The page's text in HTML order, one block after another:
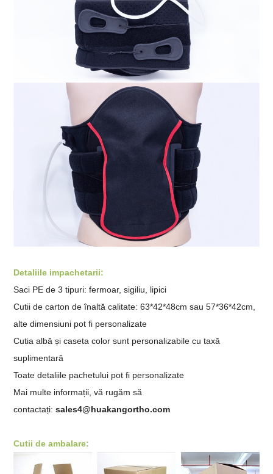
Detaliile impachetarii:
Saci PE de 3 tipuri: fermoar, sigiliu, lipici
Cutii de carton de înaltă calitate: 63*42*48cm sau 57*36*42cm,
alte dimensiuni pot fi personalizate
Cutia albă și caseta color sunt personalizabile cu taxă
suplimentară
Toate detaliile pachetului pot fi personalizate
Mai multe informații, vă rugăm să
contactați:sales4@huakangortho.com
Cutii de ambalare: